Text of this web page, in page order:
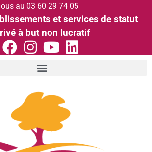
au 03 60 29 74 05
et services de statut
à but non lucratif